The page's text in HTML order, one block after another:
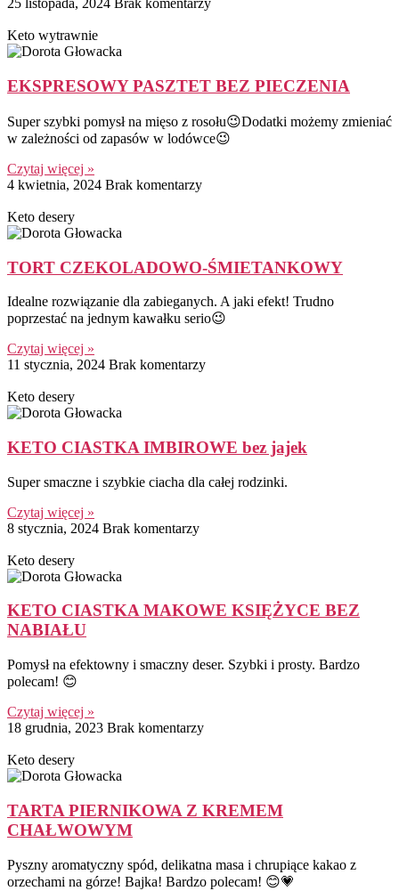
25 listopada, 2024 Brak komentarzy
Keto wytrawnie
EKSPRESOWY PASZTET BEZ PIECZENIA
Super szybki pomysł na mięso z rosołu😉Dodatki możemy zmieniać
w zależności od zapasów w lodówce😉
Czytaj więcej »
4 kwietnia, 2024 Brak komentarzy
Keto desery
TORT CZEKOLADOWO-ŚMIETANKOWY
Idealne rozwiązanie dla zabieganych. A jaki efekt! Trudno
poprzestać na jednym kawałku serio😉
Czytaj więcej »
11 stycznia, 2024 Brak komentarzy
Keto desery
KETO CIASTKA IMBIROWE bez jajek
Super smaczne i szybkie ciacha dla całej rodzinki.
Czytaj więcej »
8 stycznia, 2024 Brak komentarzy
Keto desery
KETO CIASTKA MAKOWE KSIĘŻYCE BEZ
NABIAŁU
Pomysł na efektowny i smaczny deser. Szybki i prosty. Bardzo
polecam! 😊
Czytaj więcej »
18 grudnia, 2023 Brak komentarzy
Keto desery
TARTA PIERNIKOWA Z KREMEM
CHAŁWOWYM
Pyszny aromatyczny spód, delikatna masa i chrupiące kakao z
orzechami na górze! Bajka! Bardzo polecam! 😊💗